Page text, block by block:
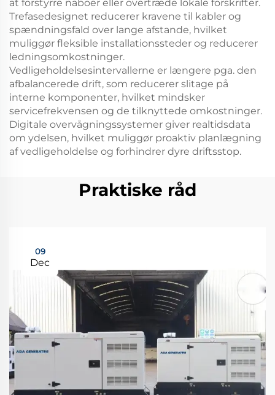
at forstyrre naboer eller overtræde lokale forskrifter.
Trefasedesignet reducerer kravene til kabler og
spændningsfald over lange afstande, hvilket
muliggør fleksible installationssteder og reducerer
ledningsomkostninger.
Vedligeholdelsesintervallerne er længere pga. den
afbalancerede drift, som reducerer slitage på
interne komponenter, hvilket mindsker
servicefrekvensen og de tilknyttede omkostninger.
Digitale overvågningssystemer giver realtidsdata
om ydelsen, hvilket muliggør proaktiv planlægning
af vedligeholdelse og forhindrer dyre driftsstop.
Praktiske råd
09
Dec